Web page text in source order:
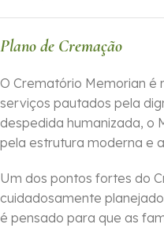
Plano de Cremação
O Crematório Memorian é
serviços pautados pela
despedida humanizada, o
pela estrutura moderna e
Um dos pontos fortes do
cuidadosamente
é pensado para que as